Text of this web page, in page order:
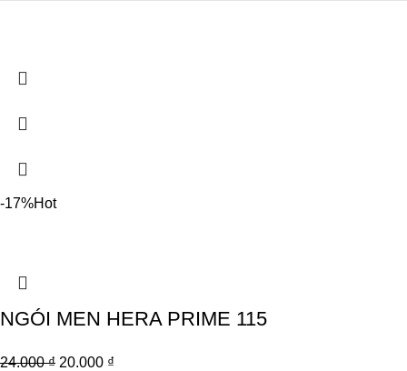
-17%Hot
NGÓI MEN HERA PRIME 115
24.000₫ 20.000 ₫